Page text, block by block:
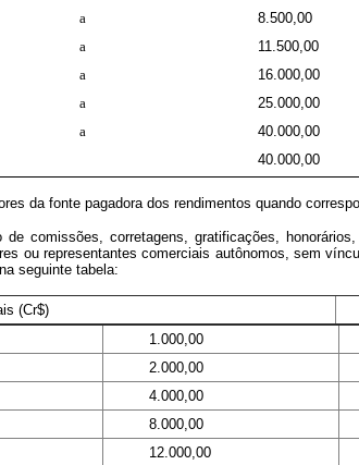
a 8.500,00
a 11.500,00
a 16.000,00
a 25.000,00
a 40.000,00
40.000,00
da fonte pagadora dos rendimentos quando
comissões, corretagens, gratificações,
ou representantes comerciais autônomos, sem
seguinte tabela:
(Cr$)
1.000,00
2.000,00
4.000,00
8.000,00
12.000,00